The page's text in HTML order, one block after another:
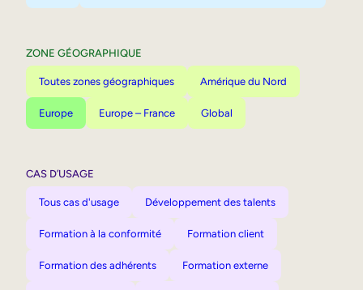
ZONE GÉOGRAPHIQUE
Toutes zones géographiques Amérique du Nord
Europe Europe – France Global
CAS D’USAGE
Tous cas d'usage Développement des talents
Formation à la conformité Formation client
Formation des adhérents Formation externe